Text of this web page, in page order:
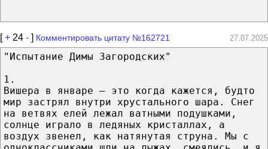
[+ 24 - ] Комментировать цитату №162721 27.07.2025
"Испытание Димы Загородских"
1.
Вишера в январе — это когда кажется, будто
мир застрял внутри хрустального шара. Снег
на ветвях елей лежал ватными подушками,
солнце играло в ледяных кристаллах, а
воздух звенел, как натянутая струна. Мы с